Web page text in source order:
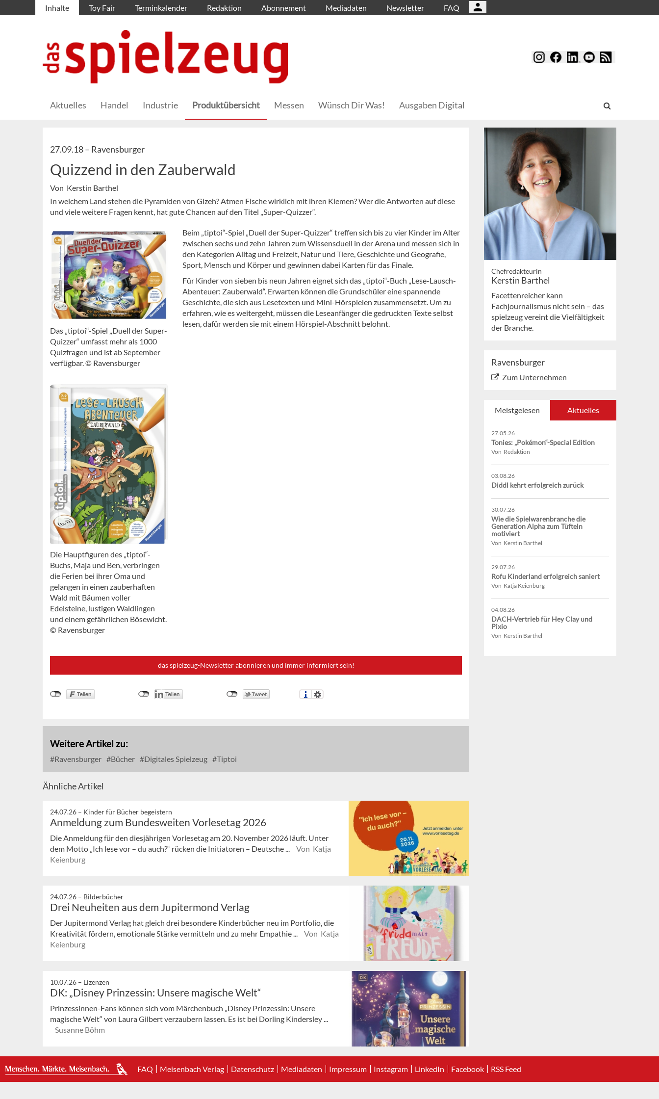
Inhalte Toy Fair Terminkalender Redaktion Abonnement Mediadaten Newsletter FAQ
Aktuelles Handel Industrie Produktübersicht Messen Wünsch Dir Was! Ausgaben Digital
27.09.18 – Ravensburger
Quizzend in den Zauberwald
Von Kerstin Barthel
In welchem Land stehen die Pyramiden von Gizeh? Atmen Fische wirklich mit ihren Kiemen? Wer die Antworten auf diese
und viele weitere Fragen kennt, hat gute Chancen auf den Titel „Super-Quizzer“.
Das „tiptoi“-Spiel „Duell der Super-
Quizzer“ umfasst mehr als 1000
Quizfragen und ist ab September
verfügbar. © Ravensburger
Die Hauptfiguren des „tiptoi“-
Buchs, Maja und Ben, verbringen
die Ferien bei ihrer Oma und
gelangen in einen zauberhaften
Wald mit Bäumen voller
Edelsteine, lustigen Waldlingen
und einem gefährlichen Bösewicht.
© Ravensburger
Beim „tiptoi“-Spiel „Duell der Super-Quizzer“ treffen sich bis zu vier Kinder im Alter
zwischen sechs und zehn Jahren zum Wissensduell in der Arena und messen sich in
den Kategorien Alltag und Freizeit, Natur und Tiere, Geschichte und Geografie,
Sport, Mensch und Körper und gewinnen dabei Karten für das Finale.
Für Kinder von sieben bis neun Jahren eignet sich das „tiptoi“-Buch „Lese-Lausch-
Abenteuer: Zauberwald“. Erwarten können die Grundschüler eine spannende
Geschichte, die sich aus Lesetexten und Mini-Hörspielen zusammensetzt. Um zu
erfahren, wie es weitergeht, müssen die Leseanfänger die gedruckten Texte selbst
lesen, dafür werden sie mit einem Hörspiel-Abschnitt belohnt.
das spielzeug-Newsletter abonnieren und immer informiert sein!
Weitere Artikel zu:
Ravensburger Bücher Digitales Spielzeug Tiptoi
Ähnliche Artikel
24.07.26 – Kinder für Bücher begeistern
Anmeldung zum Bundesweiten Vorlesetag 2026
Die Anmeldung für den diesjährigen Vorlesetag am 20. November 2026 läuft. Unter
dem Motto „Ich lese vor – du auch?“ rücken die Initiatoren – Deutsche ...
Von Katja
Keienburg
24.07.26 – Bilderbücher
Drei Neuheiten aus dem Jupitermond Verlag
Der Jupitermond Verlag hat gleich drei besondere Kinderbücher neu im Portfolio, die
Kreativität fördern, emotionale Stärke vermitteln und zu mehr Empathie ...
Von Katja
Keienburg
10.07.26 – Lizenzen
DK: „Disney Prinzessin: Unsere magische Welt“
Prinzessinnen-Fans können sich vom Märchenbuch „Disney Prinzessin: Unsere
magische Welt“ von Laura Gilbert verzaubern lassen. Es ist bei Dorling Kindersley ...
Susanne Böhm
Chefredakteurin
Kerstin Barthel
Facettenreicher kann
Fachjournalismus nicht sein – das
spielzeug vereint die Vielfältigkeit
der Branche.
Ravensburger
Zum Unternehmen
Meistgelesen Aktuelles
27.05.26
Tonies: „Pokémon“-Special Edition
Von Redaktion
03.08.26
Diddl kehrt erfolgreich zurück
30.07.26
Wie die Spielwarenbranche die
Generation Alpha zum Tüfteln
motiviert
Von Kerstin Barthel
29.07.26
Rofu Kinderland erfolgreich saniert
Von Katja Keienburg
04.08.26
DACH-Vertrieb für Hey Clay und
Pixio
Von Kerstin Barthel
FAQ Meisenbach Verlag Datenschutz Mediadaten Impressum Instagram LinkedIn Facebook RSS Feed